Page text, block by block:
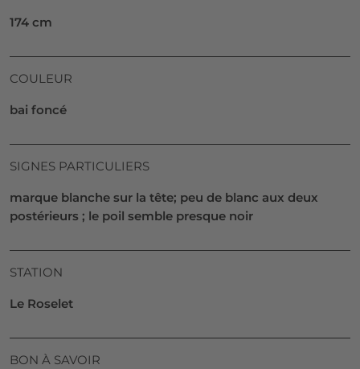
174 cm
COULEUR
bai foncé
SIGNES PARTICULIERS
marque blanche sur la tête; peu de blanc aux deux
postérieurs ; le poil semble presque noir
STATION
Le Roselet
BON À SAVOIR